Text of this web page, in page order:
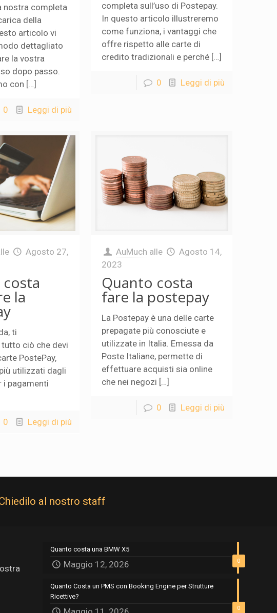
nostra completa
della
articolo vi
dettagliato
la vostra
dopo passo.
con […]
0 Leggi di più
completa sull’uso di Postepay.
In questo articolo illustreremo
come funziona, i vantaggi che
offre rispetto alle carte di
credito tradizionali e perché […]
0 Leggi di più
Agosto 27,
la
ti
ciò che devi
PostePay,
utilizzati dagli
i pagamenti
0 Leggi di più
AuMuch alle
Agosto 14,
2023
Quanto costa
fare la postepay
La Postepay è una delle carte
prepagate più conosciute e
utilizzate in Italia. Emessa da
Poste Italiane, permette di
effettuare acquisti sia online
che nei negozi […]
0 Leggi di più
al nostro staff
0
Quanto costa una BMW X5
Maggio 12, 2026
0
Quanto Costa un PMS con Booking Engine per Strutture
Ricettive?